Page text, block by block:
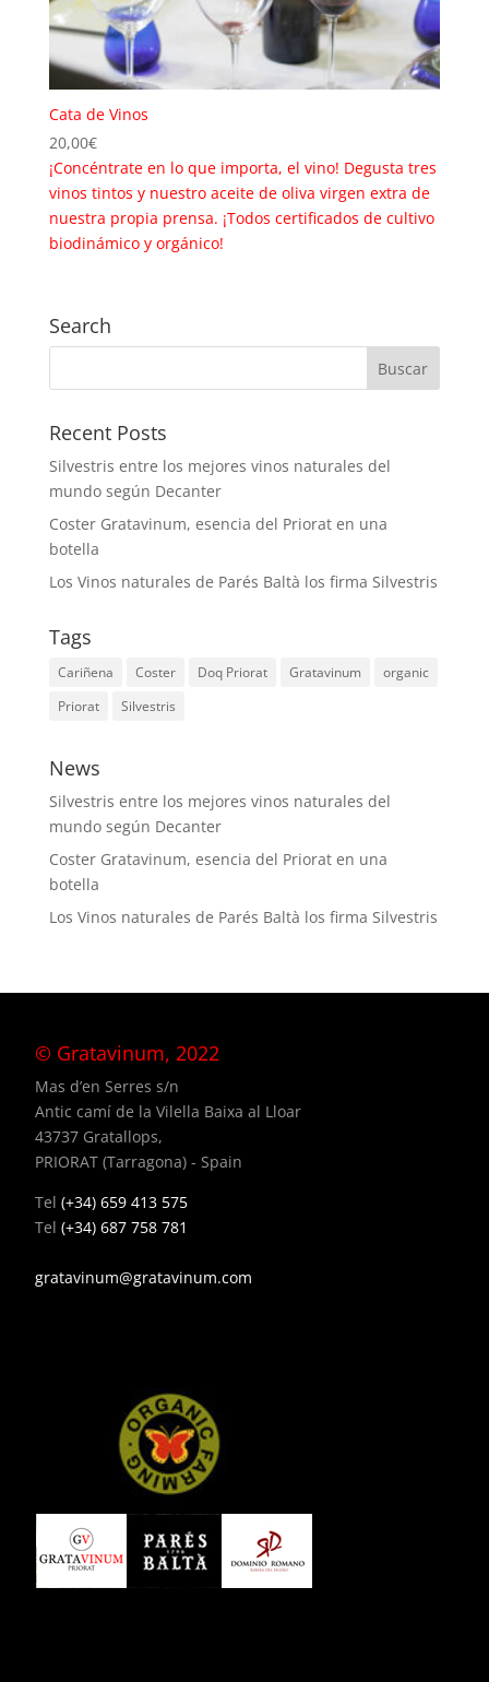
Cata de Vinos
20,00€
¡Concéntrate en lo que importa, el vino! Degusta tres
vinos tintos y nuestro aceite de oliva virgen extra de
nuestra propia prensa. ¡Todos certificados de cultivo
biodinámico y orgánico!
Search
Recent Posts
Silvestris entre los mejores vinos naturales del
mundo según Decanter
Coster Gratavinum, esencia del Priorat en una
botella
Los Vinos naturales de Parés Baltà los firma Silvestris
Tags
Cariñena Coster Doq Priorat Gratavinum
organic
Priorat
Silvestris
News
Silvestris entre los mejores vinos naturales del
mundo según Decanter
Coster Gratavinum, esencia del Priorat en una
botella
Los Vinos naturales de Parés Baltà los firma Silvestris
© Gratavinum, 2022
Mas d’en Serres s/n
Antic camí de la Vilella Baixa al Lloar
43737 Gratallops,
PRIORAT (Tarragona) - Spain
Tel (+34) 659 413 575
Tel (+34) 687 758 781
gratavinum@gratavinum.com